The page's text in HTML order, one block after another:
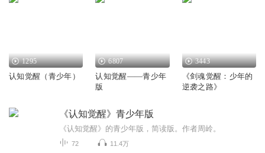
1295
认知觉醒（青少年）
6807
认知觉醒——青少年
版
3443
《剑魂觉醒：少年的
逆袭之路》
《认知觉醒》青少年版
《认知觉醒》的青少年版，简读版。作者周岭。
72 11.4万